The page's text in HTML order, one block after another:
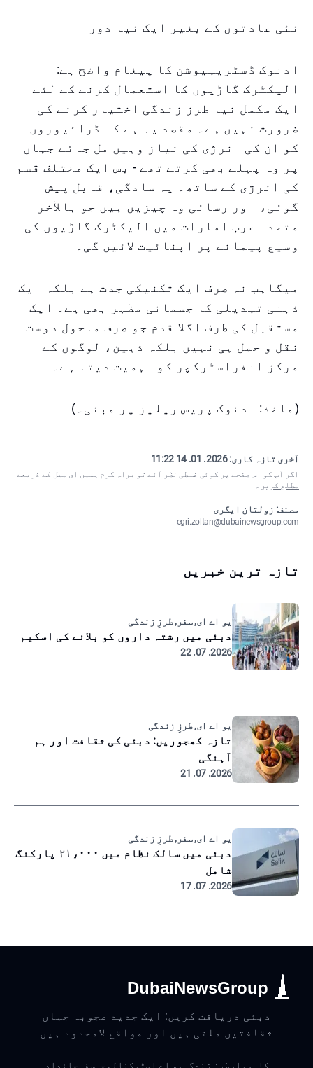
نئی عادتوں کے بغیر ایک نیا دور
ادنوک ڈسٹریبیوشن کا پیغام واضح ہے:
الیکٹرک گاڑیوں کا استعمال کرنے کے لئے
ایک مکمل نیا طرز زندگی اختیار کرنے کی
ضرورت نہیں ہے۔ مقصد یہ ہے کہ ڈرائیوروں
کو ان کی انرژی کی نیاز وہیں مل جائے جہاں
پر وہ پہلے بھی کرتے تھے - بس ایک مختلف قسم
کی انرژی کے ساتھ۔ یہ سادگی، قابل پیش
گوئی، اور رسائی وہ چیزیں ہیں جو بالآخر
متحدہ عرب امارات میں الیکٹرک گاڑیوں کی
وسیع پیمانے پر اپنائیت لائیں گی۔
میگاہب نہ صرف ایک تکنیکی جدت ہے بلکہ ایک
ذہنی تبدیلی کا جسمانی مظہر بھی ہے۔ ایک
مستقبل کی طرف اگلا قدم جو صرف ماحول دوست
نقل و حمل ہی نہیں بلکہ ذہین، لوگوں کے
مرکز انفراسٹرکچر کو اہمیت دیتا ہے۔
(ماخذ: ادنوک پریس ریلیز پر مبنی۔)
آخری تازہ کاری:2026. 01. 14 11:22
اگر آپ کو اس صفحے پر کوئی غلطی نظر آئے تو براہ کرم ہمیں ای میل کے ذریعے
مطلع کریں ۔
مصنف: زولتان ایگری
egri.zoltan@dubainewsgroup.com
تازہ ترین خبریں
یو اے ای, سفر, طرزِ زندگی
دبئی میں رشتہ داروں کو بلانے کی اسکیم
2026. 07. 22
یو اے ای, طرزِ زندگی
تازہ کھجوریں: دبئی کی ثقافت اور ہم
آہنگی
2026. 07. 21
یو اے ای, سفر, طرزِ زندگی
دبئی میں سالک نظام میں ۲۱،۰۰۰ پارکنگ
شامل
2026. 07. 17
DubaiNewsGroup
دبئی دریافت کریں: ایک جدید عجوبہ جہاں
ثقافتیں ملتی ہیں اور مواقع لامحدود ہیں
کاروبار طرزِ زندگی یو اے ایٹیکنالوجیسفر جائداد